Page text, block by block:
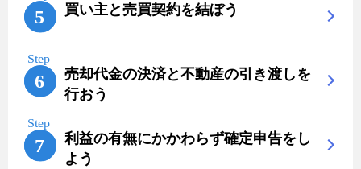
買い主と売買契約を結ぼう
売却代金の決済と不動産の引き渡しを
行おう
利益の有無にかかわらず確定申告をし
よう